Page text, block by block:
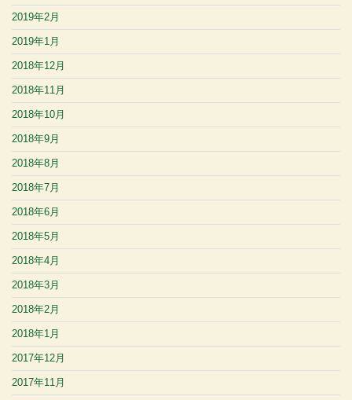
2019年2月
2019年1月
2018年12月
2018年11月
2018年10月
2018年9月
2018年8月
2018年7月
2018年6月
2018年5月
2018年4月
2018年3月
2018年2月
2018年1月
2017年12月
2017年11月